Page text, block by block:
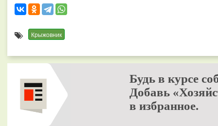
Крыжовник
Будь в курсе
Добавь
в избранное.